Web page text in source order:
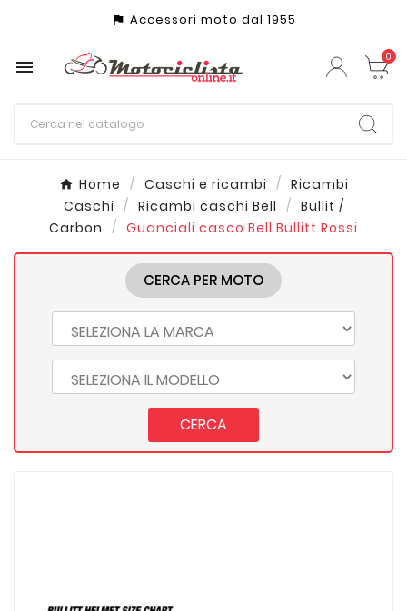
assistant_photo Accessori moto dal 1955
 0
Home Caschi e ricambi
Ricambi
Caschi
Ricambi caschi Bell
Bullit /
Carbon
Guanciali casco Bell Bullitt Rossi
CERCA PER MOTO
CERCA